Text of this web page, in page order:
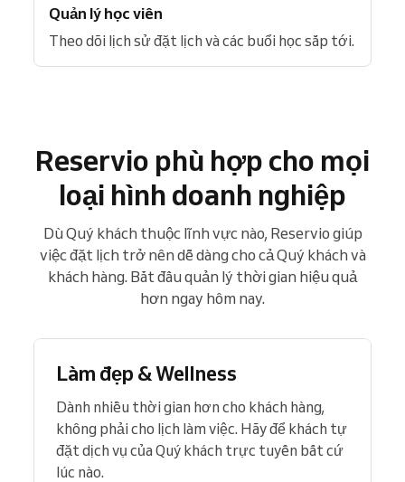
Quản lý học viên
Theo dõi lịch sử đặt lịch và các buổi học sắp tới.
Reservio phù hợp cho mọi
loại hình doanh nghiệp
Dù Quý khách thuộc lĩnh vực nào, Reservio giúp
việc đặt lịch trở nên dễ dàng cho cả Quý khách và
khách hàng. Bắt đầu quản lý thời gian hiệu quả
hơn ngay hôm nay.
Làm đẹp & Wellness
Dành nhiều thời gian hơn cho khách hàng,
không phải cho lịch làm việc. Hãy để khách tự
đặt dịch vụ của Quý khách trực tuyến bất cứ
lúc nào.